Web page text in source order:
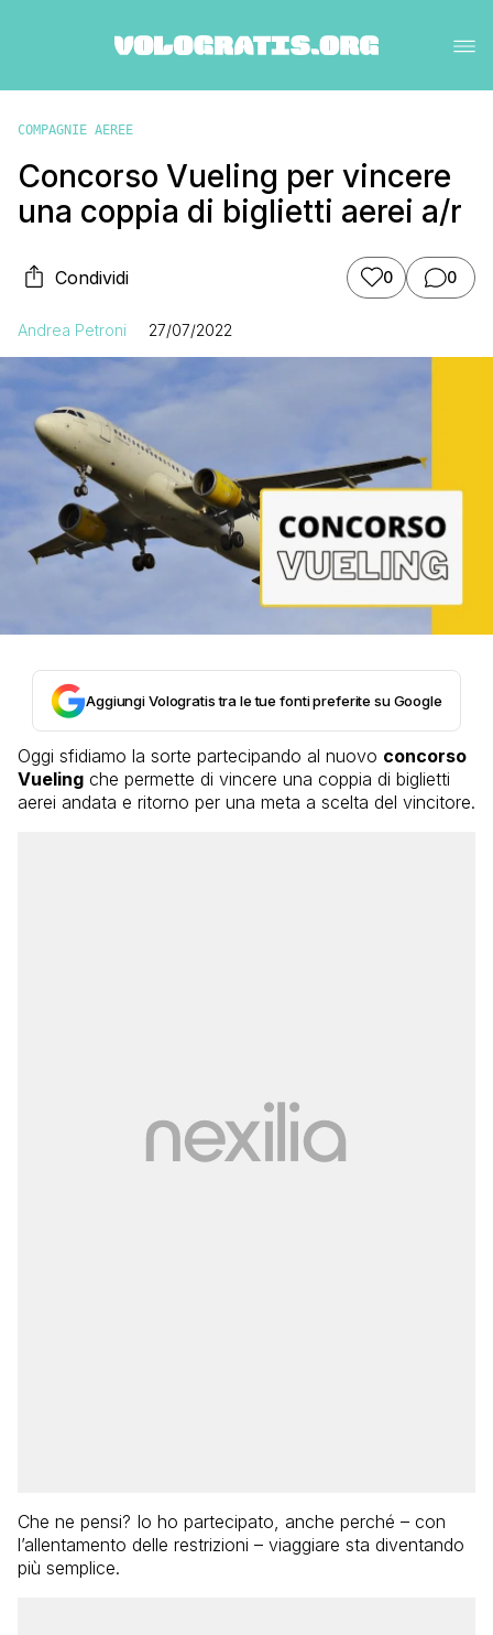
COMPAGNIE AEREE
Concorso Vueling per vincere
una coppia di biglietti aerei a/r
Condividi 0 0
Andrea Petroni 27/07/2022
Aggiungi Vologratis tra le tue fonti preferite su Google
Oggi sfidiamo la sorte partecipando al nuovo concorso
Vueling che permette di vincere una coppia di biglietti
aerei andata e ritorno per una meta a scelta del vincitore.
Che ne pensi? Io ho partecipato, anche perché – con
l’allentamento delle restrizioni – viaggiare sta diventando
più semplice.